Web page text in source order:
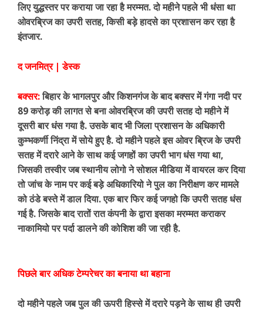
लिए युद्धस्तर पर कराया जा रहा है मरम्मत. दो महीने पहले भी धंसा था
ओवरब्रिज का उपरी सतह, किसी बड़े हादसे का प्रशासन कर रहा है
इंतजार.
द जनमित्र | डेस्क
बक्सर:बिहार के भागलपुर और किशनगंज के बाद बक्सर में गंगा नदी पर
89 करोड़ की लागत से बना ओवरब्रिज की उपरी सतह दो महीने में
दूसरी बार धंस गया है. उसके बाद भी जिला प्रशासन के अधिकारी
कुम्भकर्णी निंद्रा में सोये हुए है. दो महीने पहले इस ओवर ब्रिज के उपरी
सतह में दरारे आने के साथ कई जगहों का उपरी भाग धंस गया था,
जिसकी तस्वीर जब स्थानीय लोगो ने सोशल मीडिया में वायरल कर दिया
तो जांच के नाम पर कई बड़े अधिकारियो ने पुल का निरीक्षण कर मामले
को ठंडे बस्ते में डाल दिया. एक बार फिर कई जगहो कि उपरी सतह धंस
गई है. जिसके बाद रातों रात कंपनी के द्वारा इसका मरम्मत कराकर
नाकामियो पर पर्दा डालने की कोशिश की जा रही है.
पिछले बार अधिक टेम्परेचर का बनाया था बहाना
दो महीने पहले जब पुल की ऊपरी हिस्से में दरारे पड़ने के साथ ही उपरी